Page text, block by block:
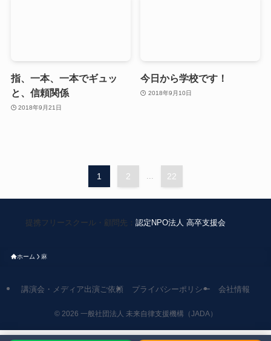
指、一本、一本でギュッ
と、信頼関係
2018年9月21日
今日から学校です！
2018年9月10日
1 2 22
提携フリースクール・顧問先： 認定NPO法人 高卒支援会
ホーム 麻
講演会・メディア出演ご依頼 プライバシーポリシー 会社情報
©2026 一般社団法人 未来自律支援機構（JADA）